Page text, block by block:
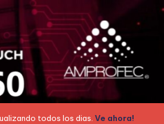
todos los dias. Ve ahora!